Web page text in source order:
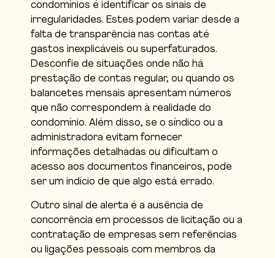
condomínios é identificar os sinais de
irregularidades. Estes podem variar desde a
falta de transparência nas contas até
gastos inexplicáveis ou superfaturados.
Desconfie de situações onde não há
prestação de contas regular, ou quando os
balancetes mensais apresentam números
que não correspondem à realidade do
condomínio. Além disso, se o síndico ou a
administradora evitam fornecer
informações detalhadas ou dificultam o
acesso aos documentos financeiros, pode
ser um indício de que algo está errado.
Outro sinal de alerta é a ausência de
concorrência em processos de licitação ou a
contratação de empresas sem referências
ou ligações pessoais com membros da